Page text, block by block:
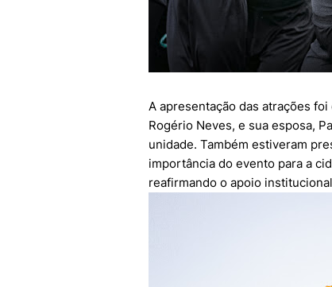
A apresentação das atrações
Rogério Neves, e sua esposa,
unidade. Também estiveram
importância do evento para a
reafirmando o apoio